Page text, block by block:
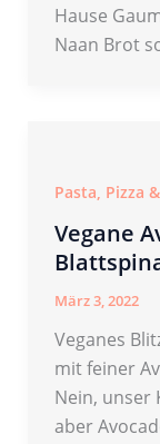
Hause
Naan Brot
Pasta, Pizza
Vegane
März 3, 2022
Veganes
mit feiner
Nein, unser
aber